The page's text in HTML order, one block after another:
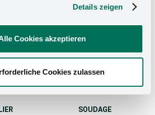
Details zeigen
Cookies akzeptieren
Cookies zulassen
REDRESSER
SOUDAGE